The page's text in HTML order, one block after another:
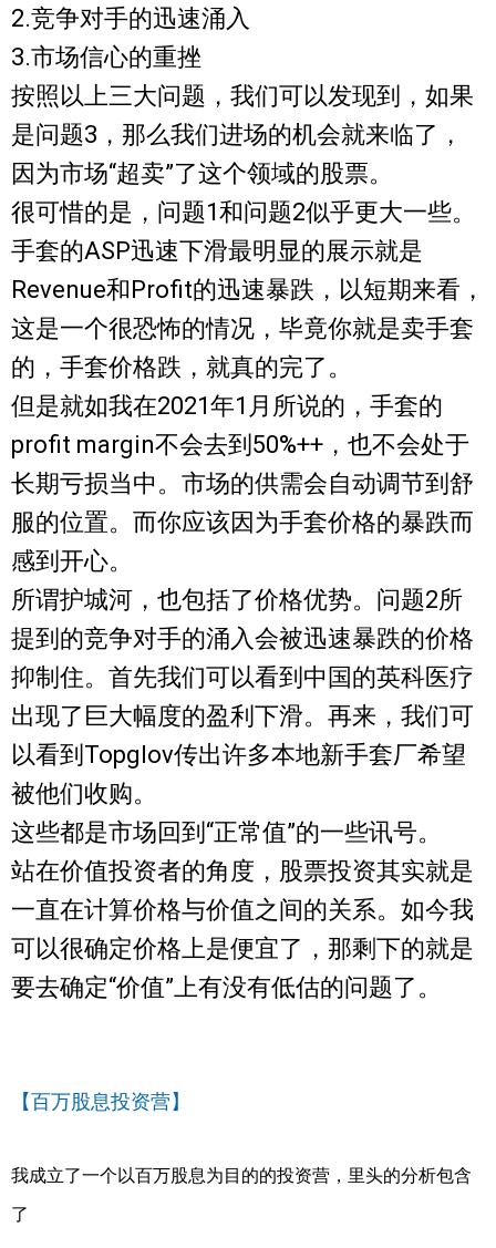
2.竞争对手的迅速涌入
3.市场信心的重挫
按照以上三大问题，我们可以发现到，如果
是问题3，那么我们进场的机会就来临了，
因为市场“超卖”了这个领域的股票。
很可惜的是，问题1和问题2似乎更大一些。
手套的ASP迅速下滑最明显的展示就是
Revenue和Profit的迅速暴跌，以短期来看，
这是一个很恐怖的情况，毕竟你就是卖手套
的，手套价格跌，就真的完了。
但是就如我在2021年1月所说的，手套的
profit margin不会去到50%++，也不会处于
长期亏损当中。市场的供需会自动调节到舒
服的位置。而你应该因为手套价格的暴跌而
感到开心。
所谓护城河，也包括了价格优势。问题2所
提到的竞争对手的涌入会被迅速暴跌的价格
抑制住。首先我们可以看到中国的英科医疗
出现了巨大幅度的盈利下滑。再来，我们可
以看到Topglov传出许多本地新手套厂希望
被他们收购。
这些都是市场回到“正常值”的一些讯号。
站在价值投资者的角度，股票投资其实就是
一直在计算价格与价值之间的关系。如今我
可以很确定价格上是便宜了，那剩下的就是
要去确定“价值”上有没有低估的问题了。
【百万股息投资营】
我成立了一个以百万股息为目的的投资营，里头的分析包含
了